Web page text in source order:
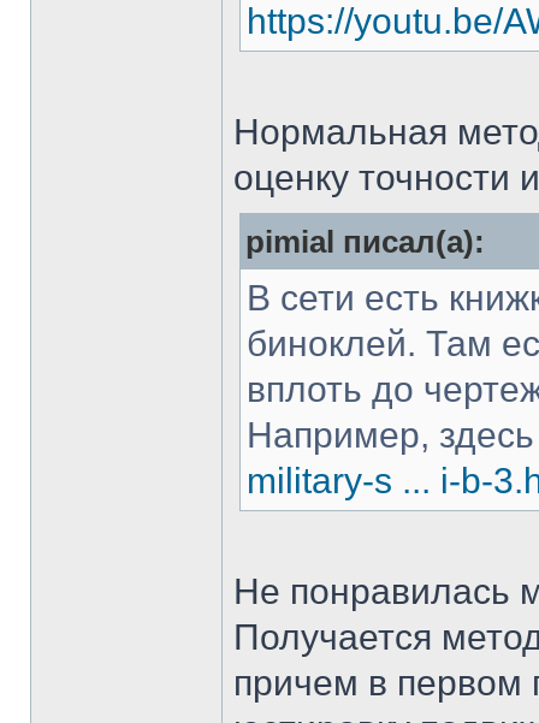
https://youtu.be/
Нормальная
оценку
pimial писал(а):
В сети есть
биноклей. Там
вплоть до
Например,
military-s ... i-b-
Не понравилась
Получается
причем в первом